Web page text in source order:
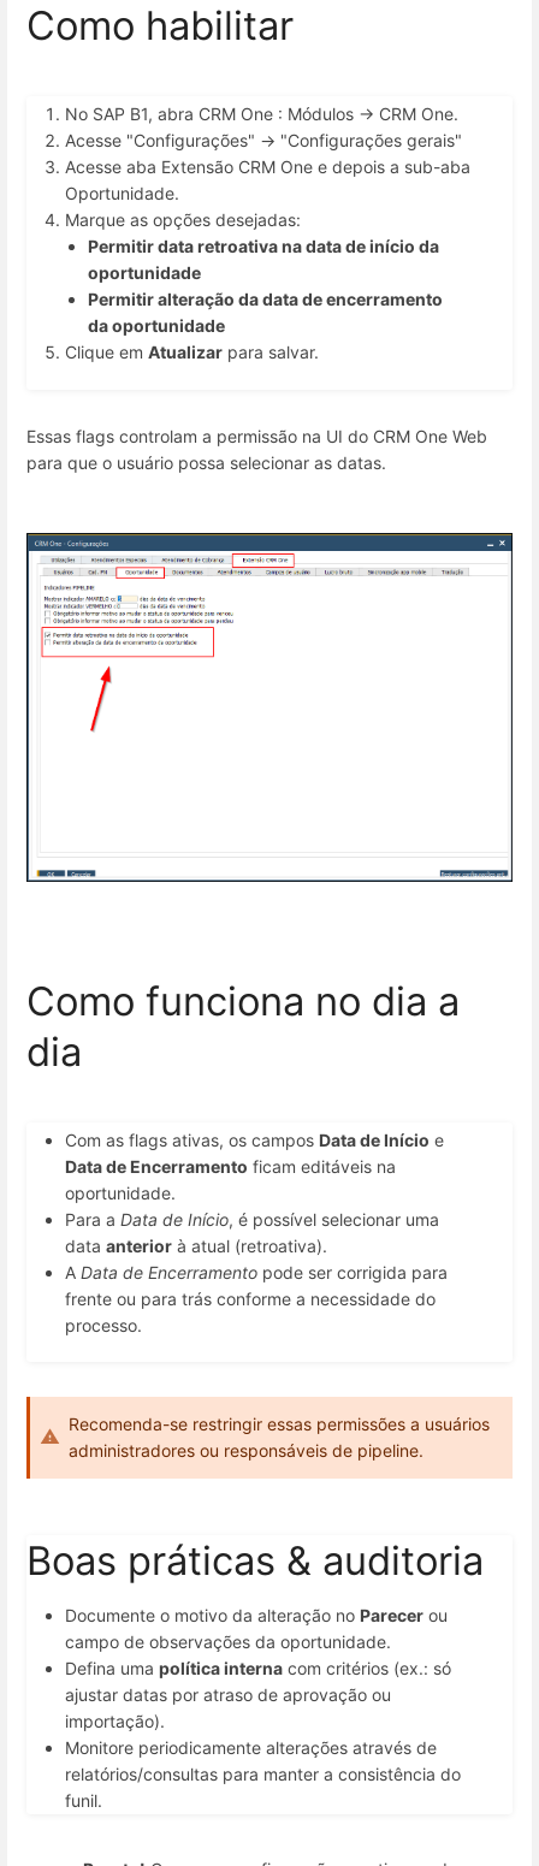
Como habilitar
No SAP B1, abra CRM One : Módulos → CRM One.
Acesse "Configurações" → "Configurações gerais"
Acesse aba Extensão CRM One e depois a sub-aba
Oportunidade.
Marque as opções desejadas:
Permitir data retroativa na data de início da
oportunidade
Permitir alteração da data de encerramento
da oportunidade
Clique em Atualizar para salvar.
Essas flags controlam a permissão na UI do CRM One Web
para que o usuário possa selecionar as datas.
Como funciona no dia a
dia
Com as flags ativas, os campos Data de Início e
Data de Encerramento ficam editáveis na
oportunidade.
Para a Data de Início, é possível selecionar uma
data anterior à atual (retroativa).
A Data de Encerramento pode ser corrigida para
frente ou para trás conforme a necessidade do
processo.
Recomenda-se restringir essas permissões a usuários
administradores ou responsáveis de pipeline.
Boas práticas & auditoria
Documente o motivo da alteração no Parecer ou
campo de observações da oportunidade.
Defina uma política interna com critérios (ex.: só
ajustar datas por atraso de aprovação ou
importação).
Monitore periodicamente alterações através de
relatórios/consultas para manter a consistência do
funil.